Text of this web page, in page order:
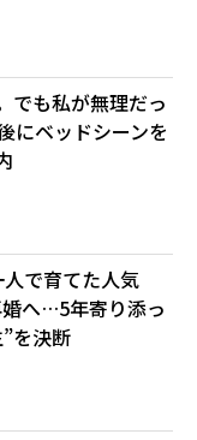
でも私が無理だっ
にベッドシーンを
で育てた人気
へ…5年寄り添っ
を決断